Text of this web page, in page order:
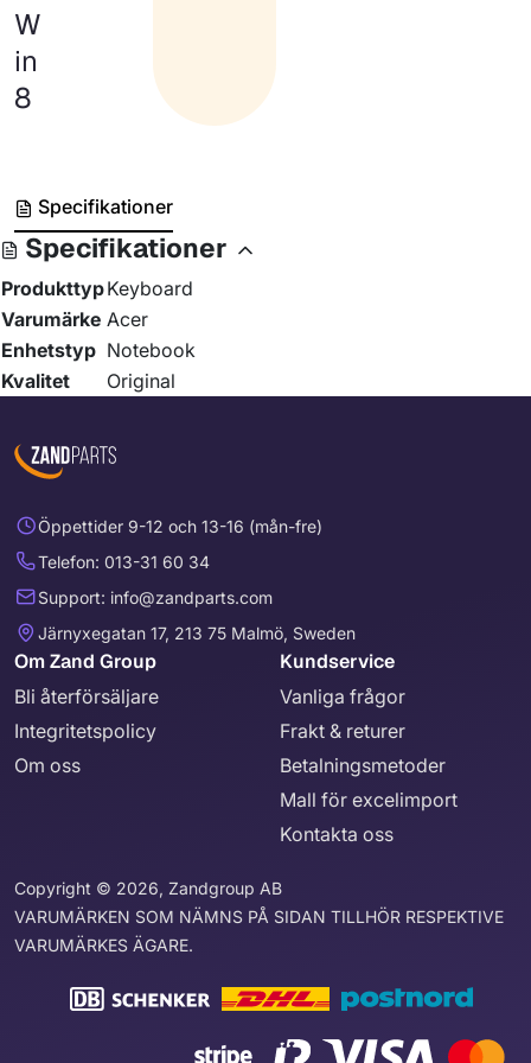
W
in
8
Specifikationer
Specifikationer
ProdukttypKeyboard
Varumärke Acer
Enhetstyp Notebook
Kvalitet
Original
Öppettider 9-12 och 13-16 (mån-fre)
Telefon: 013-31 60 34
Support: info@zandparts.com
Järnyxegatan 17, 213 75 Malmö, Sweden
Om Zand Group
Bli återförsäljare
Integritetspolicy
Om oss
Kundservice
Vanliga frågor
Frakt & returer
Betalningsmetoder
Mall för excelimport
Kontakta oss
Copyright © 2026, Zandgroup AB
VARUMÄRKEN SOM NÄMNS PÅ SIDAN TILLHÖR RESPEKTIVE
VARUMÄRKES ÄGARE.